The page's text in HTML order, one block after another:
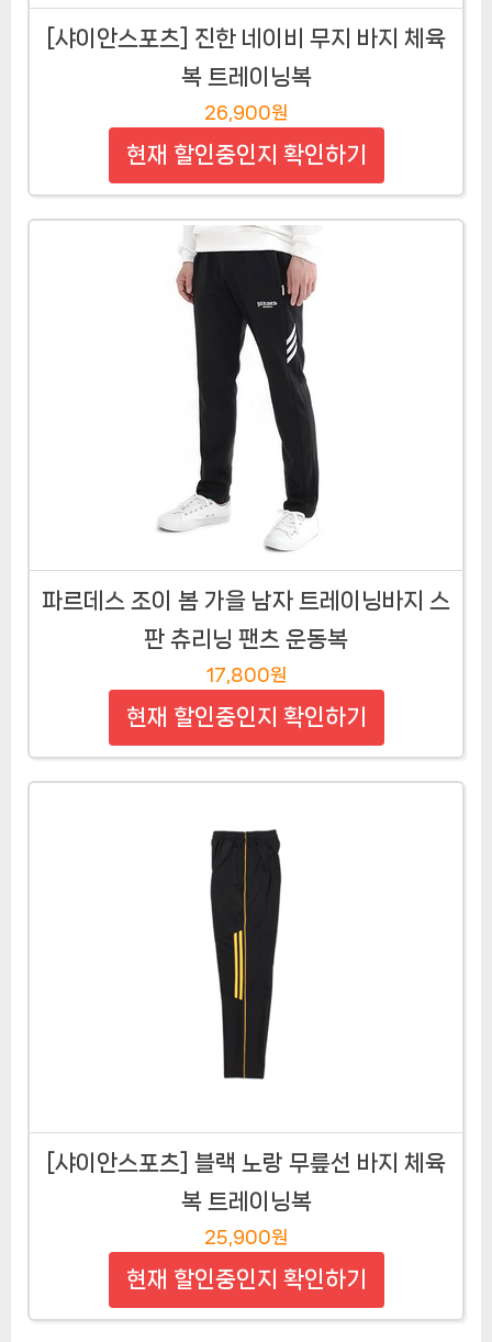
[샤이안스포츠] 진한 네이비 무지 바지 체육
복 트레이닝복
26,900원
현재 할인중인지 확인하기
파르데스 조이 봄 가을 남자 트레이닝바지 스
판 츄리닝 팬츠 운동복
17,800원
현재 할인중인지 확인하기
[샤이안스포츠] 블랙 노랑 무릎선 바지 체육
복 트레이닝복
25,900원
현재 할인중인지 확인하기